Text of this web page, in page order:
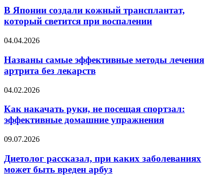
возвращаются
в
создали
трансплантат,
светится
воспалении
В Японии создали кожный трансплантат,
который светится при воспалении
Названы
эффективные
методы
лечения
без
04.04.2026
Названы самые эффективные методы лечения
артрита без лекарств
Как
руки,
не
посещая
эффективные
упражнения
04.02.2026
Как накачать руки, не посещая спортзал:
эффективные домашние упражнения
Диетолог
при
каких
заболеваниях
09.07.2026
Диетолог рассказал, при каких заболеваниях
может быть вреден арбуз